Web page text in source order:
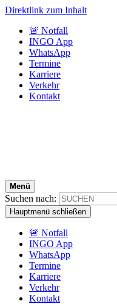
Direktlink zum Inhalt
🚨 Notfall
INGO App
WhatsApp
Termine
Karriere
Verkehr
Kontakt
Menü
Suchen nach:
Hauptmenü schließen
🚨 Notfall
INGO App
WhatsApp
Termine
Karriere
Verkehr
Kontakt